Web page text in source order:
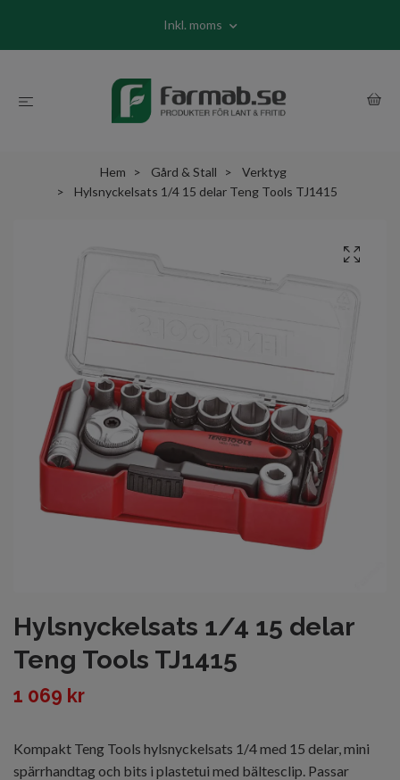
Inkl. moms
Hem Gård & Stall
Verktyg
Hylsnyckelsats 1/4 15 delar Teng Tools TJ1415
Hylsnyckelsats 1/4 15 delar
Teng Tools TJ1415
1 069 kr
Kompakt Teng Tools hylsnyckelsats 1/4 med 15 delar, mini
spärrhandtag och bits i plastetui med bältesclip. Passar